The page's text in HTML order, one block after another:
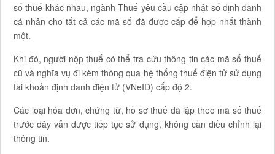
số thuế khác nhau, ngành Thuế yêu cầu cập nhật số định danh
cá nhân cho tất cả các mã số đã được cấp để hợp nhất thành
một.
Khi đó, người nộp thuế có thể tra cứu thông tin các mã số thuế
cũ và nghĩa vụ đi kèm thông qua hệ thống thuế điện tử sử dụng
tài khoản định danh điện tử (VNeID) cấp độ 2.
Các loại hóa đơn, chứng từ, hồ sơ thuế đã lập theo mã số thuế
trước đây vẫn được tiếp tục sử dụng, không cần điều chỉnh lại
thông tin.